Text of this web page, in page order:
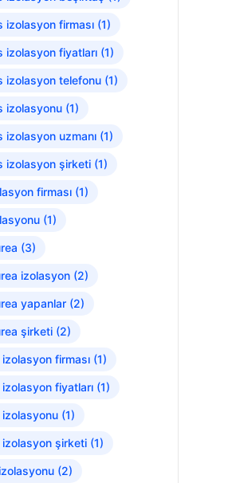
firması(1)
izolasyon fiyatları(1)
izolasyon telefonu(1)
izolasyonu(1)
uzmanı(1)
izolasyon şirketi(1)
firması(1)
(1)
(3)
izolasyon(2)
yapanlar(2)
şirketi(2)
firması(1)
fiyatları(1)
izolasyonu(1)
izolasyon şirketi(1)
(2)